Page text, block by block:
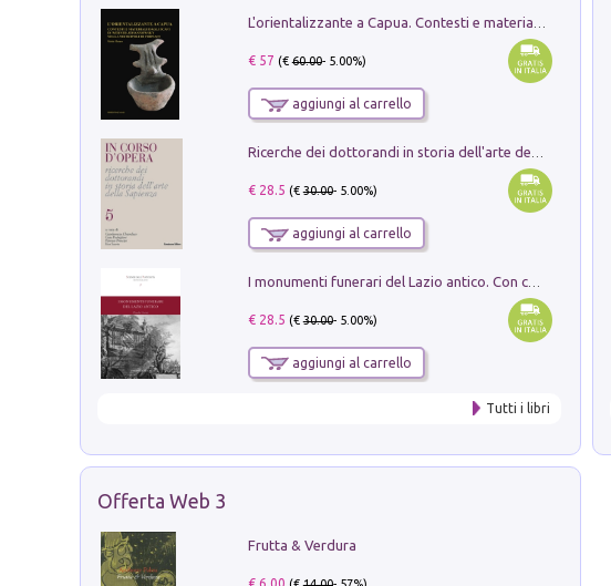
€ 57 (€60.00- 5.00%)
aggiungi al carrello
€ 28.5 (€30.00- 5.00%)
aggiungi al carrello
I monumenti funerari del Lazio antico. Con cartella con tavole
€ 28.5 (€30.00- 5.00%)
aggiungi al carrello
Tutti i libri
Offerta Web 3
Frutta & Verdura